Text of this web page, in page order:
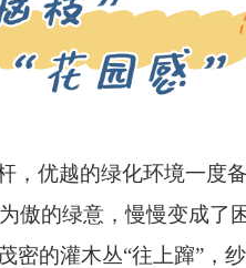
优越的绿化环境一度
的绿意，慢慢变成了
密的灌木丛“往上蹿”，